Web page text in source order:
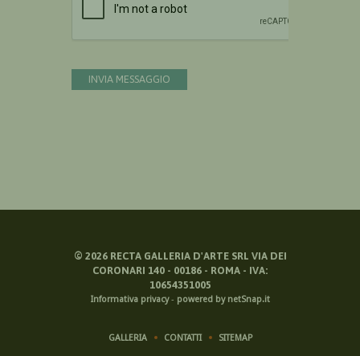
INVIA MESSAGGIO
© 2026RECTA GALLERIA D'ARTE SRL VIA DEI
CORONARI 140 - 00186 - ROMA - IVA:
10654351005
Informativa privacy- powered by netSnap.it
GALLERIA CONTATTI SITEMAP